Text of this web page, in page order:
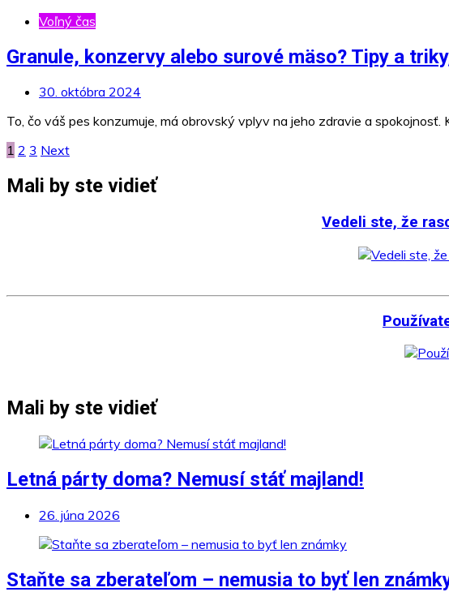
Voľný čas
Granule, konzervy alebo surové mäso? Tipy a
30. októbra 2024
To, čo váš pes konzumuje, má obrovský vplyv na jeho zdravie a spokojnosť.
Stránkovanie
príspevkov
1 2 3 Next
Mali by ste vidieť
Vedeli ste, že
Mali by ste vidieť
Letná párty doma? Nemusí stáť majland!
26. júna 2026
Staňte sa zberateľom – nemusia to byť len